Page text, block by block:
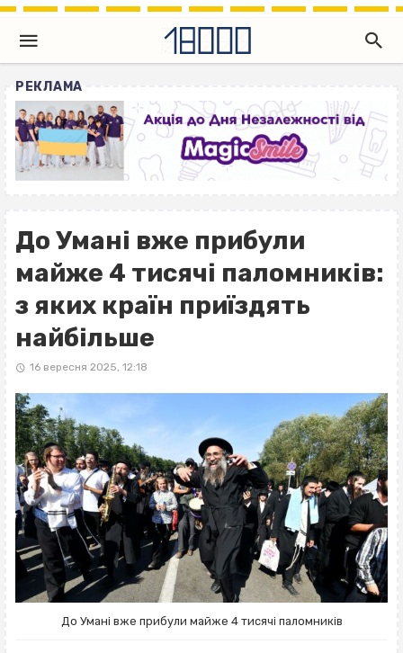
РЕКЛАМА
До Умані вже прибули
майже 4 тисячі паломників:
з яких країн приїздять
найбільше
16 вересня 2025, 12:18
До Умані вже прибули майже 4 тисячі паломників